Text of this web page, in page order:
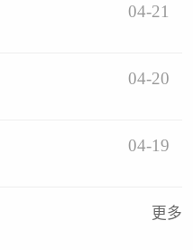
04-21
04-20
04-19
更多